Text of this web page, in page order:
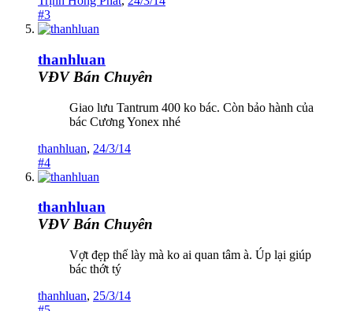
#3
thanhluan
VĐV Bán Chuyên
Giao lưu Tantrum 400 ko bác. Còn bảo hành của
bác Cương Yonex nhé
thanhluan, 24/3/14
#4
thanhluan
VĐV Bán Chuyên
Vợt đẹp thế lày mà ko ai quan tâm à. Úp lại giúp
bác thớt tý
thanhluan, 25/3/14